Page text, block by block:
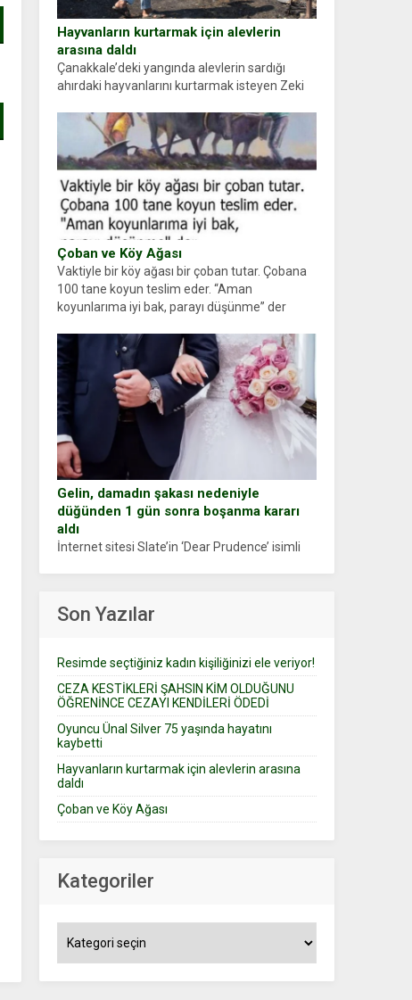
Hayvanların kurtarmak için alevlerin
arasına daldı
Çanakkale’deki yangında alevlerin sardığı
ahırdaki hayvanlarını kurtarmak isteyen Zeki
ellerinde yanıklar oluşan Demir, kâbus dolu
anları anlattı… Merkeze bağlı...
Çoban ve Köy Ağası
Vaktiyle bir köy ağası bir çoban tutar. Çobana
100 tane koyun teslim eder. “Aman
koyunlarıma iyi bak, parayı düşünme” der
Gelin, damadın şakası nedeniyle
düğünden 1 gün sonra boşanma kararı
aldı
İnternet sitesi Slate’in ‘Dear Prudence’ isimli
Son Yazılar
Resimde seçtiğiniz kadın kişiliğinizi ele veriyor!
CEZA KESTİKLERİ ŞAHSIN KİM OLDUĞUNU
ÖĞRENİNCE CEZAYI KENDİLERİ ÖDEDİ
Oyuncu Ünal Silver 75 yaşında hayatını
kaybetti
Hayvanların kurtarmak için alevlerin arasına
daldı
Çoban ve Köy Ağası
Kategoriler